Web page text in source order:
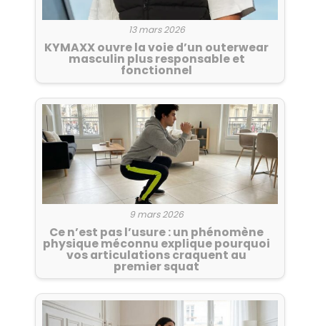
13 mars 2026
KYMAXX ouvre la voie d’un outerwear
masculin plus responsable et
fonctionnel
9 mars 2026
Ce n’est pas l’usure : un phénomène
physique méconnu explique pourquoi
vos articulations craquent au
premier squat